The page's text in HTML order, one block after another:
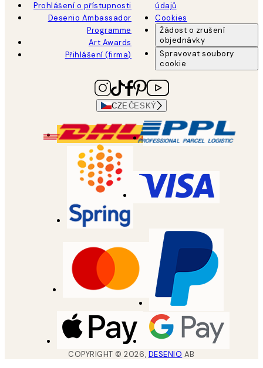
Prohlášení o přístupnosti
Desenio Ambassador
Programme
Art Awards
Přihlášení (firma)
údajů
Cookies
Žádost o zrušení
objednávky
Spravovat soubory
cookie
CZE ČESKÝ
COPYRIGHT ©2026, DESENIO AB